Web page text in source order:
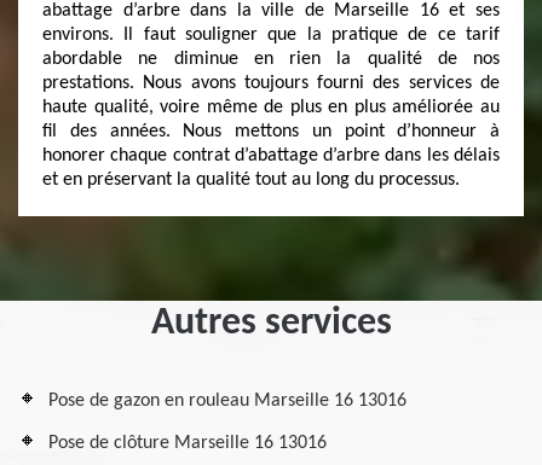
abattage d’arbre dans la ville de Marseille 16 et ses
environs. Il faut souligner que la pratique de ce tarif
abordable ne diminue en rien la qualité de nos
prestations. Nous avons toujours fourni des services de
haute qualité, voire même de plus en plus améliorée au
fil des années. Nous mettons un point d’honneur à
honorer chaque contrat d’abattage d’arbre dans les délais
et en préservant la qualité tout au long du processus.
Autres services
Pose de gazon en rouleau Marseille 16 13016
Pose de clôture Marseille 16 13016